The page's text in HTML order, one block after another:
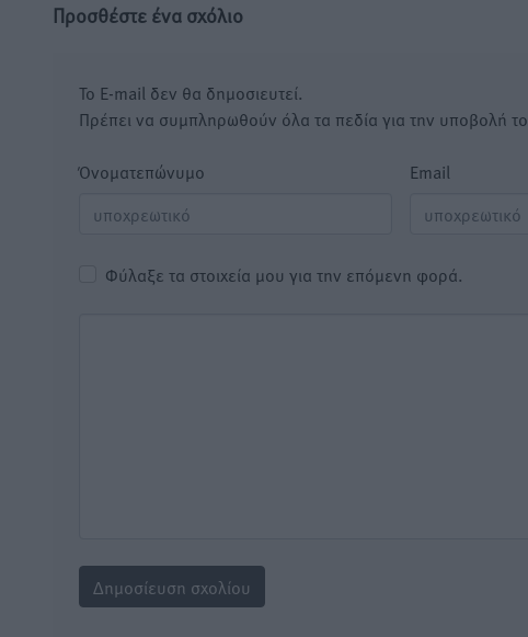
Προσθέστε ένα σχόλιο
Το E-mail δεν θα δημοσιευτεί.
Πρέπει να συμπληρωθούν όλα τα πεδία για την υποβολή
Όνοματεπώνυμο Email
Φύλαξε τα στοιχεία μου για την επόμενη φορά.